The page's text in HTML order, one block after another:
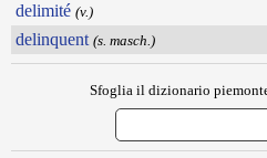
delimité (v.)
delinquent (s. masch.)
Sfoglia il dizionario